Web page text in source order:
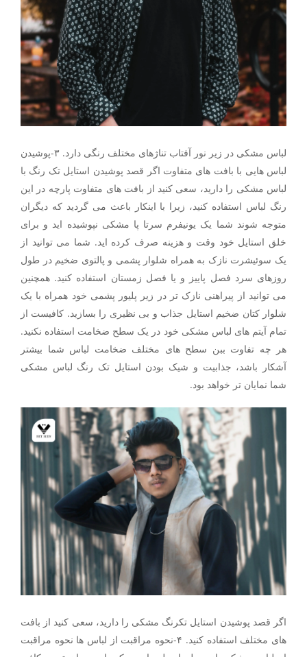
لباس مشکی در زیر نور آفتاب تناژهای مختلف رنگی دارد. ۳-پوشیدن
لباس هایی با بافت های متفاوت اگر قصد پوشیدن استایل تک رنگ با
لباس مشکی را دارید، سعی کنید از بافت های متفاوت پارچه در این
رنگ لباس استفاده کنید، زیرا با اینکار باعث می گردید که دیگران
متوجه شوند شما یک یونیفرم سرتا پا مشکی نپوشیده اید و برای
خلق استایل خود وقت و هزینه صرف کرده اید. شما می توانید از
یک سوئیشرت نازک به همراه شلوار پشمی و پالتوی ضخیم در طول
روزهای سرد فصل پاییز و یا فصل زمستان استفاده کنید. همچنین
می توانید از پیراهنی نازک تر در زیر پلیور پشمی خود همراه با یک
شلوار کتان ضخیم استایل جذاب و بی نظیری را بسازید. کافیست از
تمام آیتم های لباس مشکی خود در یک سطح ضخامت استفاده نکنید.
هر چه تفاوت ببن سطح های مختلف ضخامت لباس شما بیشتر
آشکار باشد، جذابیت و شیک بودن استایل تک رنگ لباس مشکی
شما نمایان تر خواهد بود‌.
اگر قصد پوشیدن استایل تکرنگ مشکی را دارید، سعی کنید از بافت
های مختلف استفاده کنید. ۴-نحوه مراقبت از لباس ها نحوه مراقبت